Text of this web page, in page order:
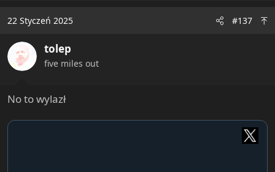
22 Styczeń 2025 #137
tolep
five miles out
No to wylazł